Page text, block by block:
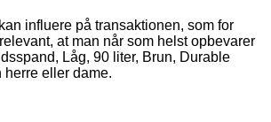
influere på transaktionen, som for
at man når som helst opbevarer
Låg, 90 liter, Brun, Durable
herre eller dame.